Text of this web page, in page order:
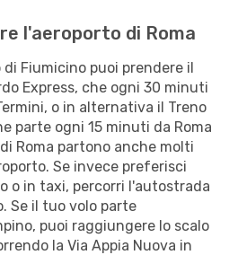
l'aeroporto di Roma
di Fiumicino puoi prendere il
Express, che ogni 30 minuti
o in alternativa il Treno
parte ogni 15 minuti da Roma
Roma partono anche molti
Se invece preferisci
o in taxi, percorri l'autostrada
Se il tuo volo parte
puoi raggiungere lo scalo
la Via Appia Nuova in